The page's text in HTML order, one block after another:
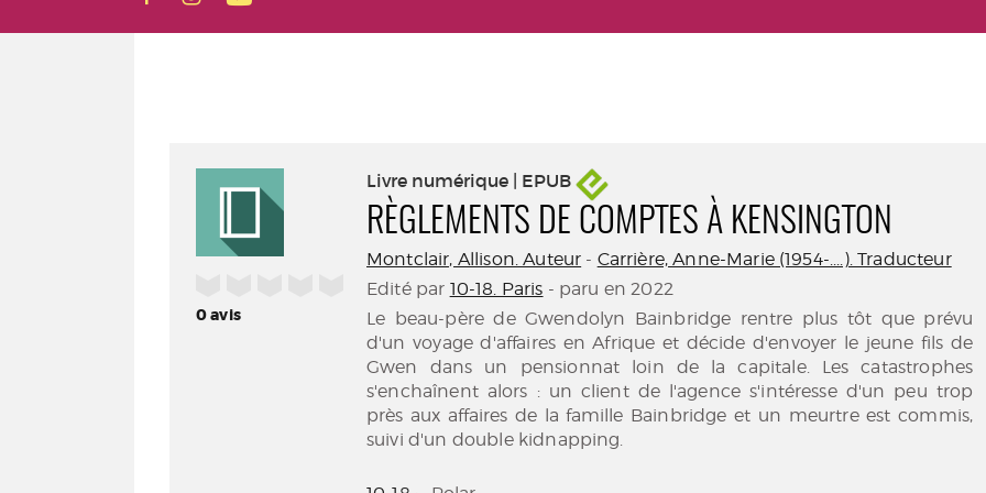
0avis
Livre numérique | EPUB
RÈGLEMENTS DE COMPTES À KENSINGTON
Montclair, Allison. Auteur - Carrière, Anne-Marie (1954-....). Traducteur
Edité par 10-18. Paris - paru en 2022
Le beau-père de Gwendolyn Bainbridge rentre plus tôt que prévu
d'un voyage d'affaires en Afrique et décide d'envoyer le jeune fils de
Gwen dans un pensionnat loin de la capitale. Les catastrophes
s'enchaînent alors : un client de l'agence s'intéresse d'un peu trop
près aux affaires de la famille Bainbridge et un meurtre est commis,
suivi d'un double kidnapping.